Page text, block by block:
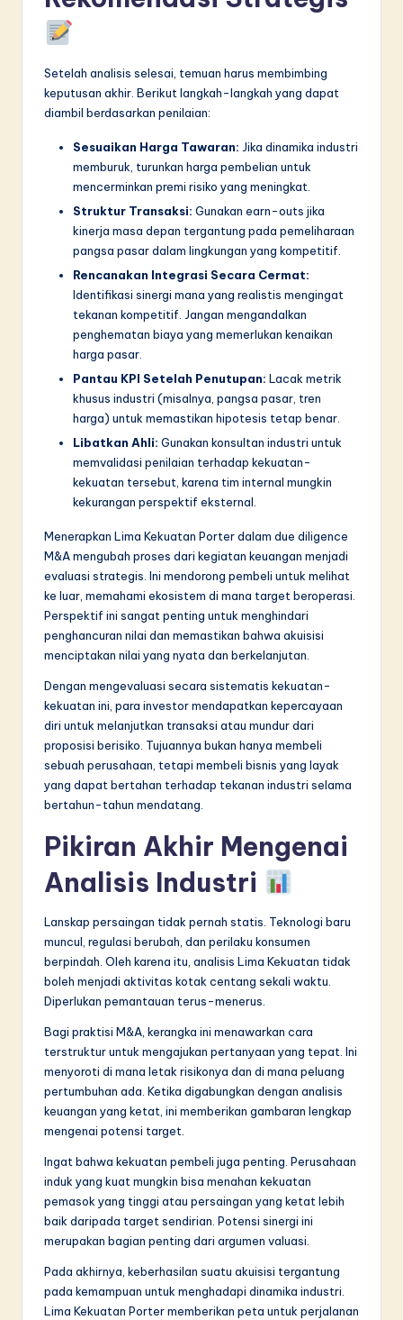
Setelah analisis selesai, temuan harus membimbing
keputusan akhir. Berikut langkah-langkah yang dapat
diambil berdasarkan penilaian:
Sesuaikan Harga Tawaran: Jika dinamika industri
memburuk, turunkan harga pembelian untuk
mencerminkan premi risiko yang meningkat.
Struktur Transaksi: Gunakan earn-outs jika
kinerja masa depan tergantung pada pemeliharaan
pangsa pasar dalam lingkungan yang kompetitif.
Rencanakan Integrasi Secara Cermat:
Identifikasi sinergi mana yang realistis mengingat
tekanan kompetitif. Jangan mengandalkan
penghematan biaya yang memerlukan kenaikan
harga pasar.
Pantau KPI Setelah Penutupan: Lacak metrik
khusus industri (misalnya, pangsa pasar, tren
harga) untuk memastikan hipotesis tetap benar.
Libatkan Ahli: Gunakan konsultan industri untuk
memvalidasi penilaian terhadap kekuatan-
kekuatan tersebut, karena tim internal mungkin
kekurangan perspektif eksternal.
Menerapkan Lima Kekuatan Porter dalam due diligence
M&A mengubah proses dari kegiatan keuangan menjadi
evaluasi strategis. Ini mendorong pembeli untuk melihat
ke luar, memahami ekosistem di mana target beroperasi.
Perspektif ini sangat penting untuk menghindari
penghancuran nilai dan memastikan bahwa akuisisi
menciptakan nilai yang nyata dan berkelanjutan.
Dengan mengevaluasi secara sistematis kekuatan-
kekuatan ini, para investor mendapatkan kepercayaan
diri untuk melanjutkan transaksi atau mundur dari
proposisi berisiko. Tujuannya bukan hanya membeli
sebuah perusahaan, tetapi membeli bisnis yang layak
yang dapat bertahan terhadap tekanan industri selama
bertahun-tahun mendatang.
Pikiran Akhir Mengenai
Analisis Industri
Lanskap persaingan tidak pernah statis. Teknologi baru
muncul, regulasi berubah, dan perilaku konsumen
berpindah. Oleh karena itu, analisis Lima Kekuatan tidak
boleh menjadi aktivitas kotak centang sekali waktu.
Diperlukan pemantauan terus-menerus.
Bagi praktisi M&A, kerangka ini menawarkan cara
terstruktur untuk mengajukan pertanyaan yang tepat. Ini
menyoroti di mana letak risikonya dan di mana peluang
pertumbuhan ada. Ketika digabungkan dengan analisis
keuangan yang ketat, ini memberikan gambaran lengkap
mengenai potensi target.
Ingat bahwa kekuatan pembeli juga penting. Perusahaan
induk yang kuat mungkin bisa menahan kekuatan
pemasok yang tinggi atau persaingan yang ketat lebih
baik daripada target sendirian. Potensi sinergi ini
merupakan bagian penting dari argumen valuasi.
Pada akhirnya, keberhasilan suatu akuisisi tergantung
pada kemampuan untuk menghadapi dinamika industri.
Lima Kekuatan Porter memberikan peta untuk perjalanan